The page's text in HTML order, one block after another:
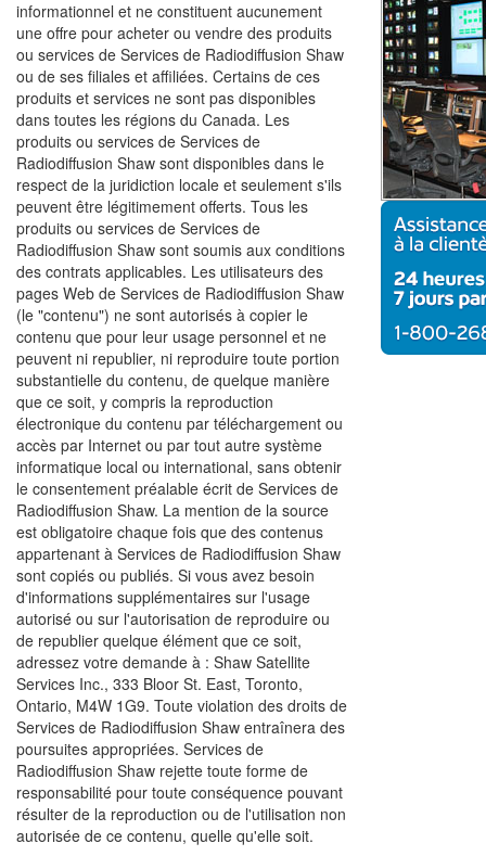
informationnel et ne constituent aucunement
une offre pour acheter ou vendre des produits
ou services de Services de Radiodiffusion Shaw
ou de ses filiales et affiliées. Certains de ces
produits et services ne sont pas disponibles
dans toutes les régions du Canada. Les
produits ou services de Services de
Radiodiffusion Shaw sont disponibles dans le
respect de la juridiction locale et seulement s'ils
peuvent être légitimement offerts. Tous les
produits ou services de Services de
Radiodiffusion Shaw sont soumis aux conditions
des contrats applicables. Les utilisateurs des
pages Web de Services de Radiodiffusion Shaw
(le "contenu") ne sont autorisés à copier le
contenu que pour leur usage personnel et ne
peuvent ni republier, ni reproduire toute portion
substantielle du contenu, de quelque manière
que ce soit, y compris la reproduction
électronique du contenu par téléchargement ou
accès par Internet ou par tout autre système
informatique local ou international, sans obtenir
le consentement préalable écrit de Services de
Radiodiffusion Shaw. La mention de la source
est obligatoire chaque fois que des contenus
appartenant à Services de Radiodiffusion Shaw
sont copiés ou publiés. Si vous avez besoin
d'informations supplémentaires sur l'usage
autorisé ou sur l'autorisation de reproduire ou
de republier quelque élément que ce soit,
adressez votre demande à : Shaw Satellite
Services Inc., 333 Bloor St. East, Toronto,
Ontario, M4W 1G9. Toute violation des droits de
Services de Radiodiffusion Shaw entraînera des
poursuites appropriées. Services de
Radiodiffusion Shaw rejette toute forme de
responsabilité pour toute conséquence pouvant
résulter de la reproduction ou de l'utilisation non
autorisée de ce contenu, quelle qu'elle soit.